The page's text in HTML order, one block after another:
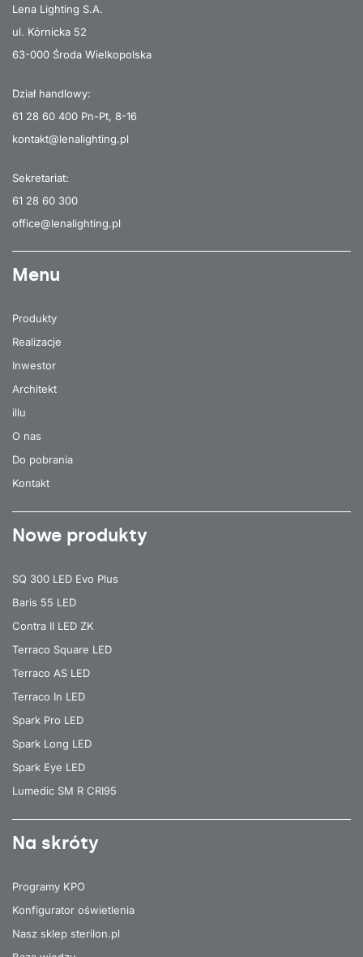
Lena Lighting S.A.
ul. Kórnicka 52
63-000 Środa Wielkopolska
Dział handlowy:
61 28 60 400 Pn-Pt, 8-16
kontakt@lenalighting.pl
Sekretariat:
61 28 60 300
office@lenalighting.pl
Menu
Produkty
Realizacje
Inwestor
Architekt
illu
O nas
Do pobrania
Kontakt
Nowe produkty
SQ 300 LED Evo Plus
Baris 55 LED
Contra II LED ZK
Terraco Square LED
Terraco AS LED
Terraco In LED
Spark Pro LED
Spark Long LED
Spark Eye LED
Lumedic SM R CRI95
Na skróty
Programy KPO
Konfigurator oświetlenia
Nasz sklep sterilon.pl